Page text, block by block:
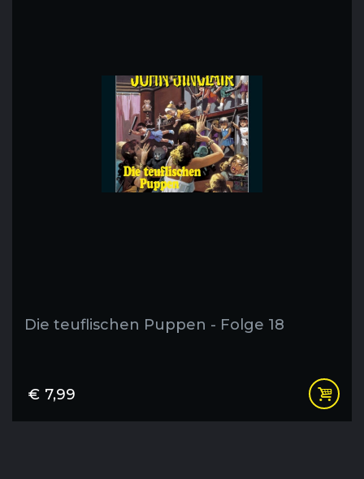
Die teuflischen Puppen - Folge 18
€ 7,99